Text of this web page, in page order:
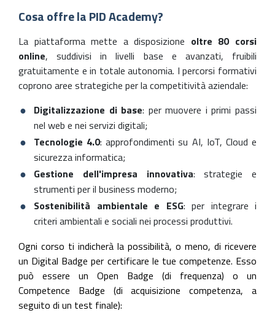
Cosa offre la PID Academy?
La piattaforma mette a disposizione oltre 80 corsi
online, suddivisi in livelli base e avanzati, fruibili
gratuitamente e in totale autonomia. I percorsi formativi
coprono aree strategiche per la competitività aziendale:
Digitalizzazione di base: per muovere i primi passi
nel web e nei servizi digitali;
Tecnologie 4.0: approfondimenti su AI, IoT, Cloud e
sicurezza informatica;
Gestione dell'impresa innovativa: strategie e
strumenti per il business moderno;
Sostenibilità ambientale e ESG: per integrare i
criteri ambientali e sociali nei processi produttivi.
Ogni corso ti indicherà la possibilità, o meno, di ricevere
un Digital Badge per certificare le tue competenze. Esso
può essere un Open Badge (di frequenza) o un
Competence Badge (di acquisizione competenza, a
seguito di un test finale):